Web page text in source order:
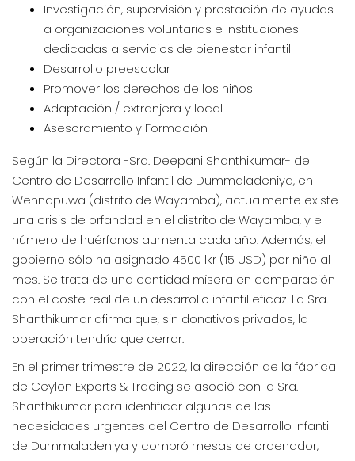
Investigación, supervisión y prestación de ayudas
a organizaciones voluntarias e instituciones
dedicadas a servicios de bienestar infantil
Desarrollo preescolar
Promover los derechos de los niños
Adaptación / extranjera y local
Asesoramiento y Formación
Según la Directora -Sra. Deepani Shanthikumar- del
Centro de Desarrollo Infantil de Dummaladeniya, en
Wennapuwa (distrito de Wayamba), actualmente existe
una crisis de orfandad en el distrito de Wayamba, y el
número de huérfanos aumenta cada año. Además, el
gobierno sólo ha asignado 4500 lkr (15 USD) por niño al
mes. Se trata de una cantidad mísera en comparación
con el coste real de un desarrollo infantil eficaz. La Sra.
Shanthikumar afirma que, sin donativos privados, la
operación tendría que cerrar.
En el primer trimestre de 2022, la dirección de la fábrica
de Ceylon Exports & Trading se asoció con la Sra.
Shanthikumar para identificar algunas de las
necesidades urgentes del Centro de Desarrollo Infantil
de Dummaladeniya y compró mesas de ordenador,